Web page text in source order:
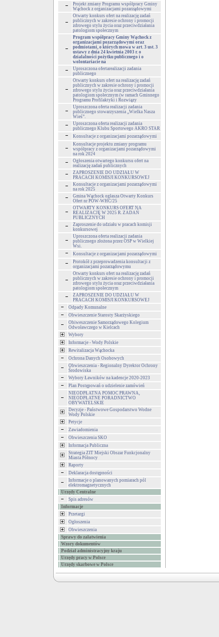
Projekt zmiany Programu współpracy Gminy
Wąchock z organizacjami pozarządowymi
Otwarty konkurs ofert na realizację zadań
publicznych w zakresie ochrony i promocji
zdrowego stylu życia oraz przeciwdziałania
patologiom społecznym
Program współpracy Gminy Wąchock z
organizacjami pozarządowymi oraz
podmiotami, o których mowa w art. 3 ust. 3
ustawy z dnia 24 kwietnia 2003 r. o
działalności pożytku publicznego i o
wolontariacie na
Uproszczona ofertarealizacji zadania
publicznego
Otwarty konkurs ofert na realizację zadań
publicznych w zakresie ochrony i promocji
zdrowego stylu życia oraz przeciwdziałania
patologiom społecznym (w ramach Gminnego
Programu Profilaktyki i Rozwiązy
Uproszczona oferta realizacji zadania
publicznego stowarzyszenia „Wielka Nasza
Wieś”.
Uproszczona oferta realizacji zadania
publicznego Klubu Sportowego AKRO STAR
Konsultacje z organizacjami pozarządowymi
Konsultacje projektu zmiany programu
współpracy z organizacjami pozarządowymi
na rok 2024
Ogłoszenia otwartego konkursu ofert na
realizację zadań publicznych
ZAPROSZENIE DO UDZIAŁU W
PRACACH KOMISJI KONKURSOWEJ
Konsultacje z organizacjami pozarządowymi
na rok 2025
Gmina Wąchock ogłasza Otwarty Konkurs
Ofert nr POW-WHC/25
OTWARTY KONKURS OFERT NA
REALIZACJĘ W 2025 R. ZADAŃ
PUBLICZNYCH
Zaproszenie do udziału w pracach komisji
konkursowej
Uproszczona oferta realizacji zadania
publicznego złożona przez OSP w Wielkiej
Wsi.
Konsultacje z organizacjami pozarządowymi
Protokół z przeprowadzenia konsultacji z
organizacjami pozarządowymu
Otwarty konkurs ofert na realizację zadań
publicznych w zakresie ochrony i promocji
zdrowego stylu życia oraz przeciwdziałania
patologiom społecznym
ZAPROSZENIE DO UDZIAŁU W
PRACACH KOMISJI KONKURSOWEJ
Odpady Komunalne
Obwieszczenie Starosty Skarżyskiego
Obiweszczenie Samorządowego Kolegium
Odwoławczego w Kielcach
Wybory
Informacje - Wody Polskie
Rewitalizacja Wąchocka
Ochrona Danych Osobowych
Obwieszczenia - Regionalny Dyrektor Ochrony
Środowiska
Wybory Ławników na kadencje 2020-2023
Plan Postępowań o udzielenie zamówień
NIEODPŁATNA POMOC PRAWNA,
NIEODPŁATNE PORADNICTWO
OBYWATELSKIE
Decyzje - Państwowe Gospodarstwo Wodne
Wody Polskie
Petycje
Zawiadomienia
Obwieszczenia SKO
Informacja Publiczna
Strategia ZIT Miejski Obszar Funkcjonalny
Miasta Północy
Raporty
Deklaracja dostępności
Informacje o planowanych pomiarach pól
elektromagnetycznych
Urzędy Centralne
Spis adresów
Informacje
Przetargi
Ogłoszenia
Obwieszczenia
Sprawy do załatwienia
Wzory dokumentów
Podział administracyjny kraju
Urzędy pracy w Polsce
Urzędy skarbowe w Polsce